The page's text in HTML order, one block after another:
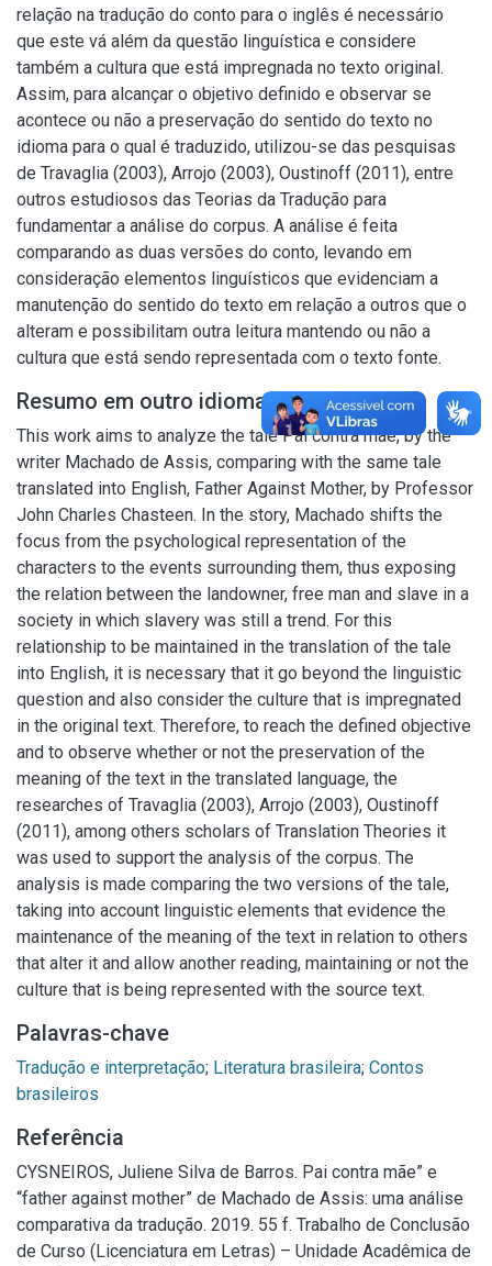
relação na tradução do conto para o inglês é necessário
que este vá além da questão linguística e considere
também a cultura que está impregnada no texto original.
Assim, para alcançar o objetivo definido e observar se
acontece ou não a preservação do sentido do texto no
idioma para o qual é traduzido, utilizou-se das pesquisas
de Travaglia (2003), Arrojo (2003), Oustinoff (2011), entre
outros estudiosos das Teorias da Tradução para
fundamentar a análise do corpus. A análise é feita
comparando as duas versões do conto, levando em
consideração elementos linguísticos que evidenciam a
manutenção do sentido do texto em relação a outros que o
alteram e possibilitam outra leitura mantendo ou não a
cultura que está sendo representada com o texto fonte.
Resumo em outro idioma
This work aims to analyze the tale Pai contra mãe, by the
writer Machado de Assis, comparing with the same tale
translated into English, Father Against Mother, by Professor
John Charles Chasteen. In the story, Machado shifts the
focus from the psychological representation of the
characters to the events surrounding them, thus exposing
the relation between the landowner, free man and slave in a
society in which slavery was still a trend. For this
relationship to be maintained in the translation of the tale
into English, it is necessary that it go beyond the linguistic
question and also consider the culture that is impregnated
in the original text. Therefore, to reach the defined objective
and to observe whether or not the preservation of the
meaning of the text in the translated language, the
researches of Travaglia (2003), Arrojo (2003), Oustinoff
(2011), among others scholars of Translation Theories it
was used to support the analysis of the corpus. The
analysis is made comparing the two versions of the tale,
taking into account linguistic elements that evidence the
maintenance of the meaning of the text in relation to others
that alter it and allow another reading, maintaining or not the
culture that is being represented with the source text.
Palavras-chave
Tradução e interpretação; Literatura brasileira; Contos
brasileiros
Referência
CYSNEIROS, Juliene Silva de Barros. Pai contra mãe” e
“father against mother” de Machado de Assis: uma análise
comparativa da tradução. 2019. 55 f. Trabalho de Conclusão
de Curso (Licenciatura em Letras) – Unidade Acadêmica de